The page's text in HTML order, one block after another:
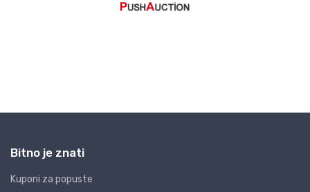
Bitno je znati
Kuponi za popuste